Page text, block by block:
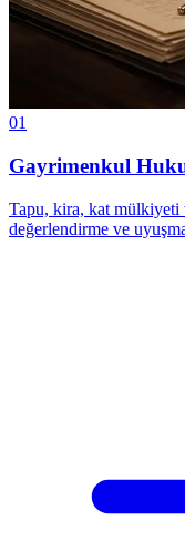
01
Gayrimenkul
Tapu, kira, kat mülkiyeti
değerlendirme ve